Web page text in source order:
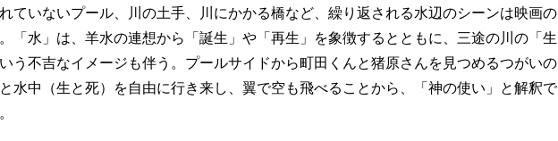
ていないプール、川の土手、川にかかる橋など、繰り返される水辺のシーンは映画の
「水」は、羊水の連想から「誕生」や「再生」を象徴するとともに、三途の川の「生
う不吉なイメージも伴う。プールサイドから町田くんと猪原さんを見つめるつがいの
水中（生と死）を自由に行き来し、翼で空も飛べることから、「神の使い」と解釈で